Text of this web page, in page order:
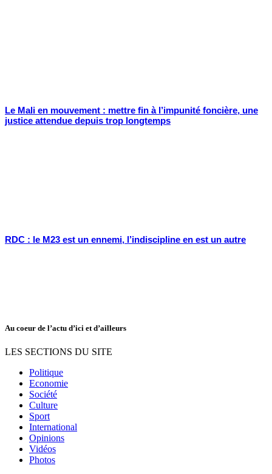
Le Mali en mouvement : mettre fin à l’impunité foncière, une
justice attendue depuis trop longtemps
RDC : le M23 est un ennemi, l’indiscipline en est un autre
Au coeur de l’actu d’ici et d’ailleurs
LES SECTIONS DU SITE
Politique
Economie
Société
Culture
Sport
International
Opinions
Vidéos
Photos